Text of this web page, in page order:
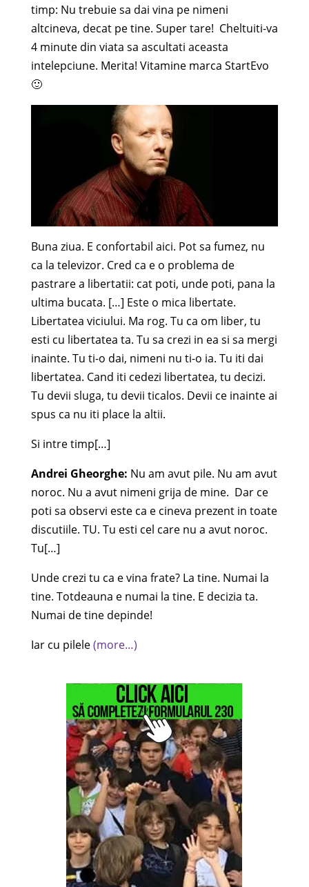
timp: Nu trebuie sa dai vina pe nimeni
altcineva, decat pe tine. Super tare! Cheltuiti-va
4 minute din viata sa ascultati aceasta
intelepciune. Merita! Vitamine marca StartEvo
🙂
Buna ziua. E confortabil aici. Pot sa fumez, nu
ca la televizor. Cred ca e o problema de
pastrare a libertatii: cat poti, unde poti, pana la
ultima bucata. […] Este o mica libertate.
Libertatea viciului. Ma rog. Tu ca om liber, tu
esti cu libertatea ta. Tu sa crezi in ea si sa mergi
inainte. Tu ti-o dai, nimeni nu ti-o ia. Tu iti dai
libertatea. Cand iti cedezi libertatea, tu decizi.
Tu devii sluga, tu devii ticalos. Devii ce inainte ai
spus ca nu iti place la altii.
Si intre timp[…]
Andrei Gheorghe: Nu am avut pile. Nu am avut
noroc. Nu a avut nimeni grija de mine. Dar ce
poti sa observi este ca e cineva prezent in toate
discutiile. TU. Tu esti cel care nu a avut noroc.
Tu[…]
Unde crezi tu ca e vina frate? La tine. Numai la
tine. Totdeauna e numai la tine. E decizia ta.
Numai de tine depinde!
Iar cu pilele(more…)